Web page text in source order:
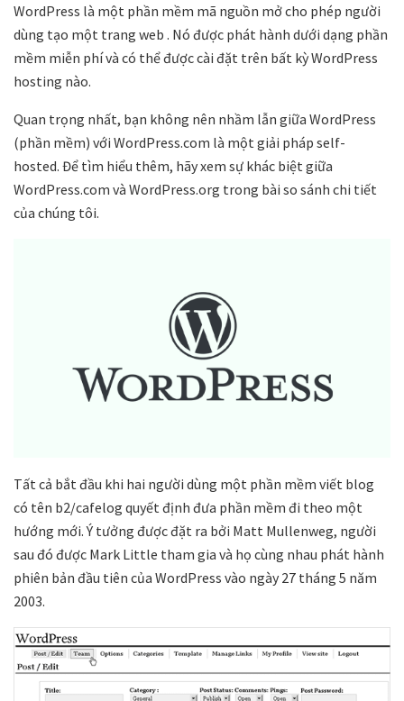
WordPress là một phần mềm mã nguồn mở cho phép người
dùng tạo một trang web . Nó được phát hành dưới dạng phần
mềm miễn phí và có thể được cài đặt trên bất kỳ WordPress
hosting nào.
Quan trọng nhất, bạn không nên nhầm lẫn giữa WordPress
(phần mềm) với WordPress.com là một giải pháp self-
hosted. Để tìm hiểu thêm, hãy xem sự khác biệt giữa
WordPress.com và WordPress.org trong bài so sánh chi tiết
của chúng tôi.
Tất cả bắt đầu khi hai người dùng một phần mềm viết blog
có tên b2/cafelog quyết định đưa phần mềm đi theo một
hướng mới. Ý tưởng được đặt ra bởi Matt Mullenweg, người
sau đó được Mark Little tham gia và họ cùng nhau phát hành
phiên bản đầu tiên của WordPress vào ngày 27 tháng 5 năm
2003.